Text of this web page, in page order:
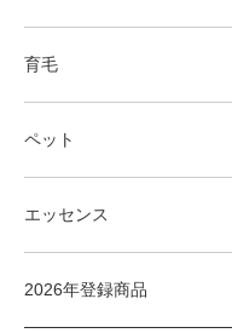
育毛
ペット
エッセンス
2026年登録商品